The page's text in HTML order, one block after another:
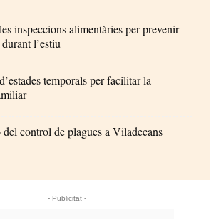
inspeccions alimentàries per prevenir
l’estiu
temporals per facilitar la
control de plagues a Viladecans
- Publicitat -